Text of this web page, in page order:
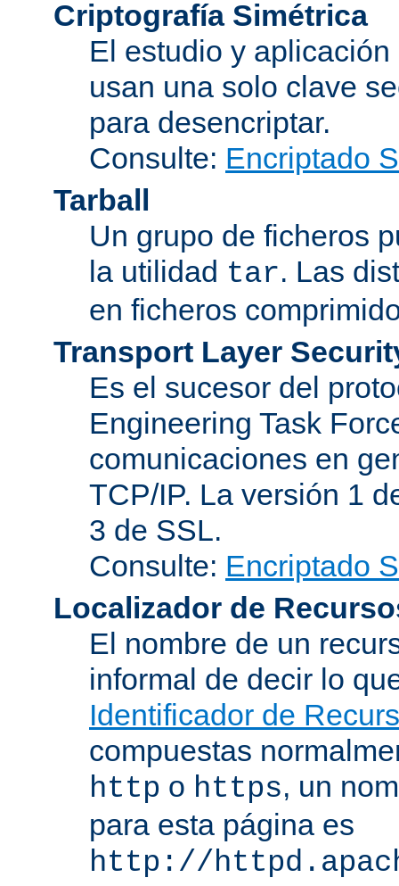
Criptografía Simétrica
El estudio y
usan una solo clave
para desencriptar.
Consulte: Encriptado
Tarball
Un grupo de ficheros
la utilidad tar. Las
en ficheros
Transport Layer
Es el sucesor del
Engineering Task
comunicaciones en
TCP/IP. La versión 1
3 de SSL.
Consulte: Encriptado
Localizador de
El nombre de un
informal de decir lo
Identificador de
compuestas
http o https, un
para esta página es
http://